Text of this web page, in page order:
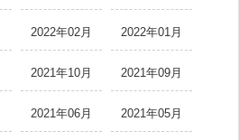
2022年02月 2022年01月
2021年10月 2021年09月
2021年06月 2021年05月